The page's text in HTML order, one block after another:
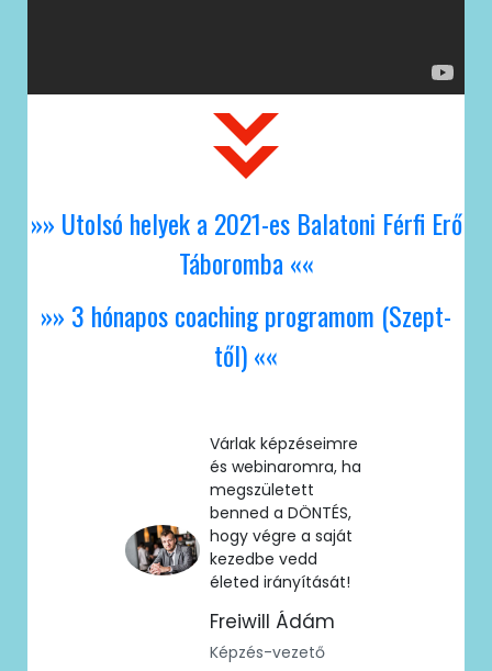
»» Utolsó helyek a 2021-es Balatoni Férfi Erő
Táboromba ««
»» 3 hónapos coaching programom (Szept-
től) ««
Várlak képzéseimre
és webinaromra, ha
megszületett
benned a DÖNTÉS,
hogy végre a saját
kezedbe vedd
életed irányítását!
Freiwill Ádám
Képzés-vezető